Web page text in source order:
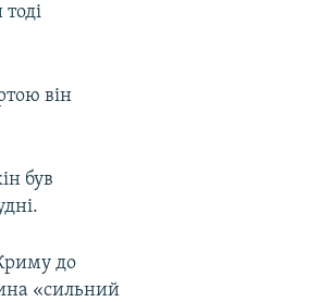
він
був
до
«сильний